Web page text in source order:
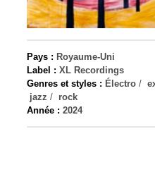
Pays : Royaume-Uni
Label : XL Recordings
Genres et styles : Électro /
jazz / rock
Année : 2024